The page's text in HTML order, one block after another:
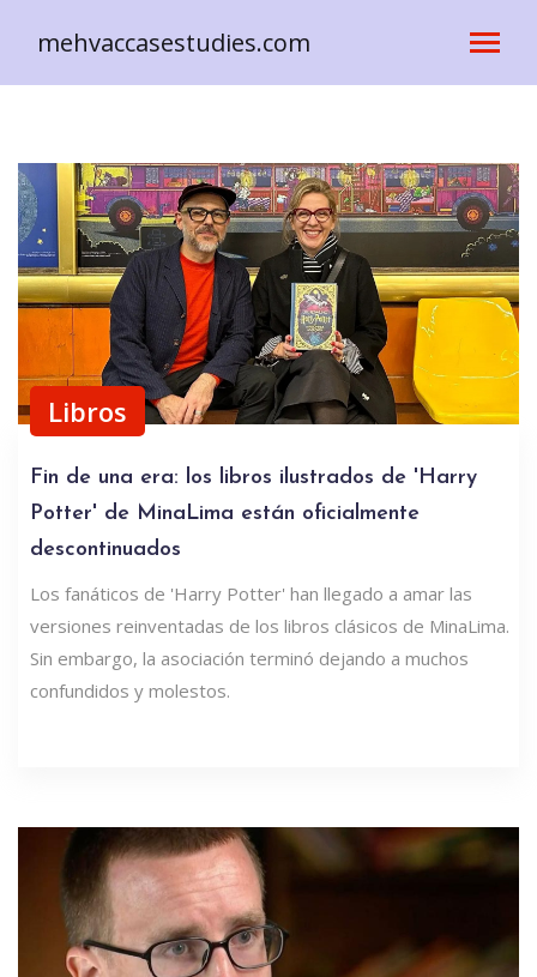
mehvaccasestudies.com
Libros
Fin de una era: los libros ilustrados de 'Harry
Potter' de MinaLima están oficialmente
descontinuados
Los fanáticos de 'Harry Potter' han llegado a amar las
versiones reinventadas de los libros clásicos de MinaLima.
Sin embargo, la asociación terminó dejando a muchos
confundidos y molestos.